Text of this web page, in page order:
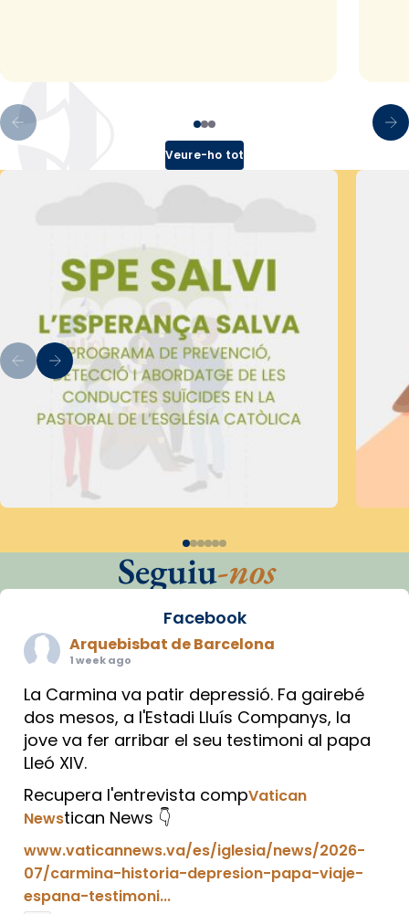
Veure-ho tot
Seguiu-nos
Facebook
Arquebisbat de Barcelona
1 week ago
La Carmina va patir depressió. Fa gairebé
dos mesos, a l'Estadi Lluís Companys, la
jove va fer arribar el seu testimoni al papa
Lleó XIV.
Recupera l'entrevista compVatican
Newstican News 👇
www.vaticannews.va/es/iglesia/news/2026-
07/carmina-historia-depresion-papa-viaje-
espana-testimoni...